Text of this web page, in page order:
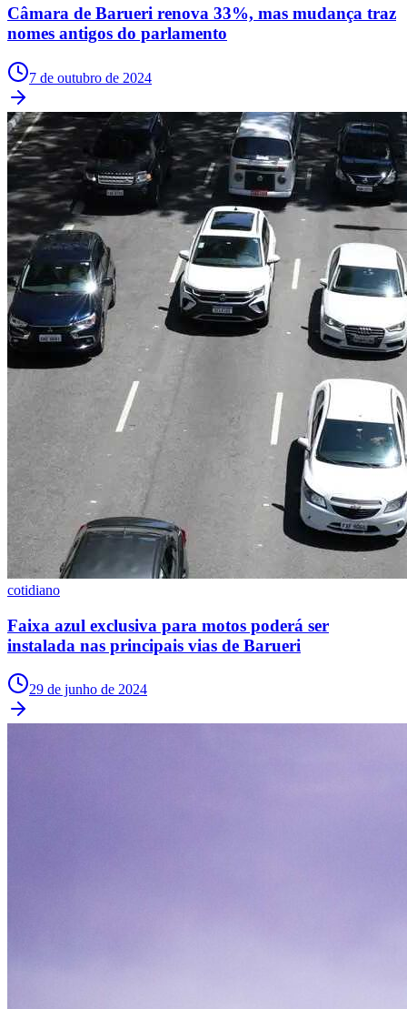
Botafogo
Grêmio
Câmara de Barueri renova 33%, mas mudança traz
nomes antigos do parlamento
7 de outubro de 2024
cotidiano
Faixa azul exclusiva para motos poderá ser
instalada nas principais vias de Barueri
29 de junho de 2024